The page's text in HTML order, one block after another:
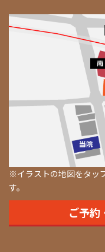
※イラストの地図をタッ
す。
ご予約